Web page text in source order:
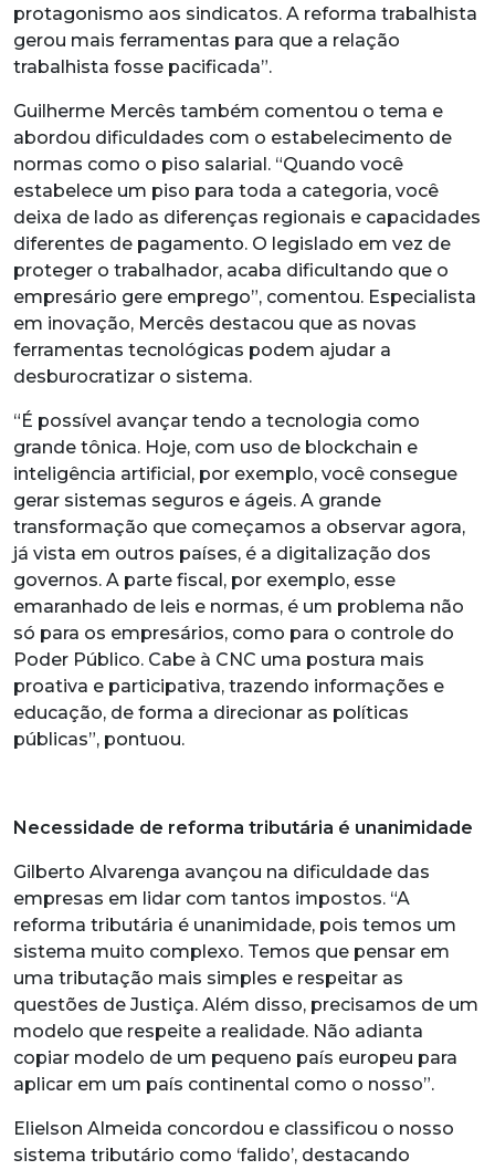
protagonismo aos sindicatos. A reforma trabalhista
gerou mais ferramentas para que a relação
trabalhista fosse pacificada”.
Guilherme Mercês também comentou o tema e
abordou dificuldades com o estabelecimento de
normas como o piso salarial. “Quando você
estabelece um piso para toda a categoria, você
deixa de lado as diferenças regionais e capacidades
diferentes de pagamento. O legislado em vez de
proteger o trabalhador, acaba dificultando que o
empresário gere emprego”, comentou. Especialista
em inovação, Mercês destacou que as novas
ferramentas tecnológicas podem ajudar a
desburocratizar o sistema.
“É possível avançar tendo a tecnologia como
grande tônica. Hoje, com uso de blockchain e
inteligência artificial, por exemplo, você consegue
gerar sistemas seguros e ágeis. A grande
transformação que começamos a observar agora,
já vista em outros países, é a digitalização dos
governos. A parte fiscal, por exemplo, esse
emaranhado de leis e normas, é um problema não
só para os empresários, como para o controle do
Poder Público. Cabe à CNC uma postura mais
proativa e participativa, trazendo informações e
educação, de forma a direcionar as políticas
públicas”, pontuou.
Necessidade de reforma tributária é unanimidade
Gilberto Alvarenga avançou na dificuldade das
empresas em lidar com tantos impostos. “A
reforma tributária é unanimidade, pois temos um
sistema muito complexo. Temos que pensar em
uma tributação mais simples e respeitar as
questões de Justiça. Além disso, precisamos de um
modelo que respeite a realidade. Não adianta
copiar modelo de um pequeno país europeu para
aplicar em um país continental como o nosso”.
Elielson Almeida concordou e classificou o nosso
sistema tributário como ‘falido’, destacando